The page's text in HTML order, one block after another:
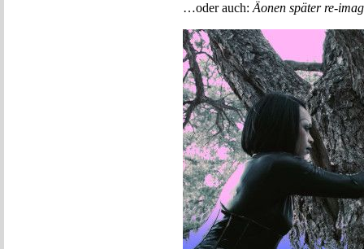
…oder auch: Äonen später re-